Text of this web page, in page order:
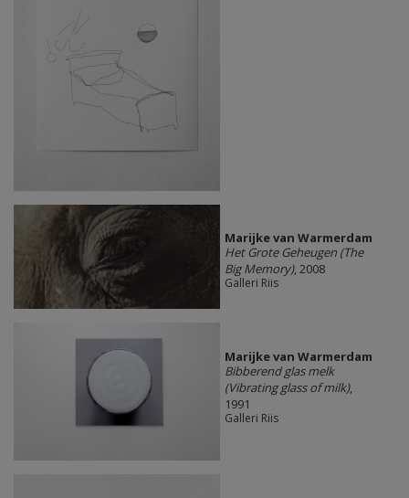
Marijke van Warmerdam
Het Grote Geheugen (The
Big Memory), 2008
Galleri Riis
Marijke van Warmerdam
Bibberend glas melk
(Vibrating glass of milk),
1991
Galleri Riis